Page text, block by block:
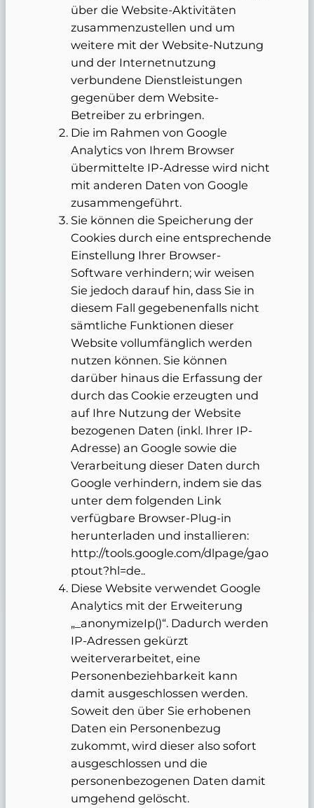
über die Website-Aktivitäten
zusammenzustellen und um
weitere mit der Website-Nutzung
und der Internetnutzung
verbundene Dienstleistungen
gegenüber dem Website-
Betreiber zu erbringen.
Die im Rahmen von Google
Analytics von Ihrem Browser
übermittelte IP-Adresse wird nicht
mit anderen Daten von Google
zusammengeführt.
Sie können die Speicherung der
Cookies durch eine entsprechende
Einstellung Ihrer Browser-
Software verhindern; wir weisen
Sie jedoch darauf hin, dass Sie in
diesem Fall gegebenenfalls nicht
sämtliche Funktionen dieser
Website vollumfänglich werden
nutzen können. Sie können
darüber hinaus die Erfassung der
durch das Cookie erzeugten und
auf Ihre Nutzung der Website
bezogenen Daten (inkl. Ihrer IP-
Adresse) an Google sowie die
Verarbeitung dieser Daten durch
Google verhindern, indem sie das
unter dem folgenden Link
verfügbare Browser-Plug-in
herunterladen und installieren:
http://tools.google.com/dlpage/gao
ptout?hl=de..
Diese Website verwendet Google
Analytics mit der Erweiterung
„_anonymizeIp()“. Dadurch werden
IP-Adressen gekürzt
weiterverarbeitet, eine
Personenbeziehbarkeit kann
damit ausgeschlossen werden.
Soweit den über Sie erhobenen
Daten ein Personenbezug
zukommt, wird dieser also sofort
ausgeschlossen und die
personenbezogenen Daten damit
umgehend gelöscht.